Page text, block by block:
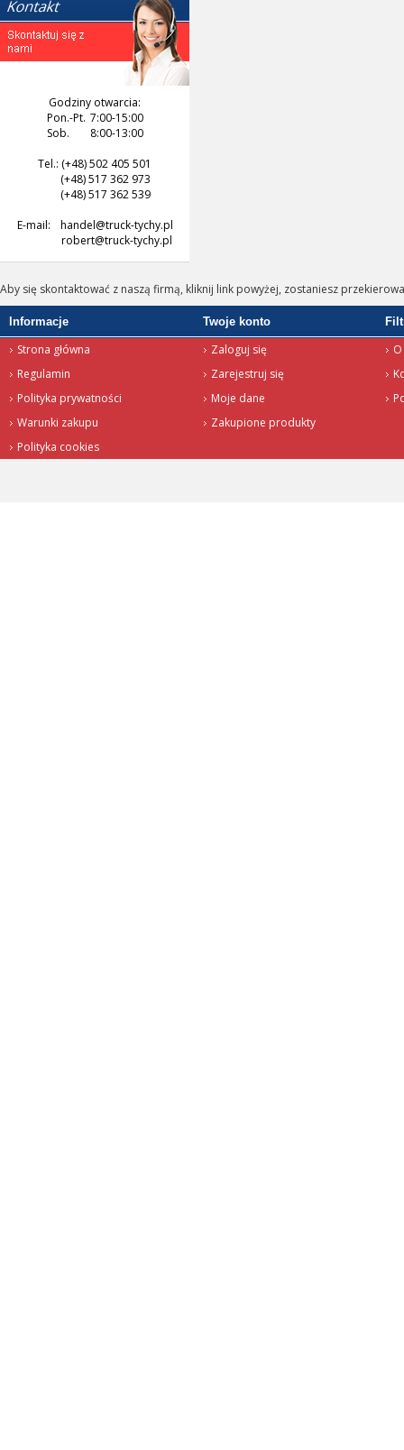
Godziny otwarcia:
Pon.-Pt. 7:00-15:00
Sob.
8:00-13:00
Tel.: (+48) 502 405 501
(+48) 517 362 973
(+48) 517 362 539
E-mail:
handel@truck-tychy.pl
robert@truck-tychy.pl
Aby się skontaktować z naszą firmą, kliknij link powyżej, zostaniesz
Informacje
Strona główna
Regulamin
Polityka prywatności
Warunki zakupu
Polityka cookies
Twoje konto
Zaloguj się
Zarejestruj się
Moje dane
Zakupione produkty